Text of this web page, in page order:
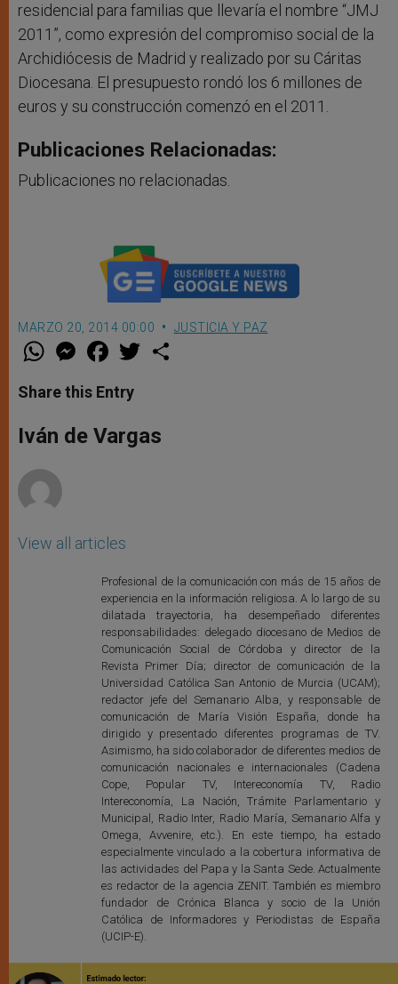
residencial para familias que llevaría el nombre “JMJ
2011”, como expresión del compromiso social de la
Archidiócesis de Madrid y realizado por su Cáritas
Diocesana. El presupuesto rondó los 6 millones de
euros y su construcción comenzó en el 2011.
Publicaciones Relacionadas:
Publicaciones no relacionadas.
MARZO 20, 2014 00:00 JUSTICIA Y PAZ
W
t
s
p
p
M
e
s
e
g
e
F
a
e
b
o
k
w
r
Share this Entry
Iván de Vargas
View all articles
Profesional de la comunicación con más de 15 años de
experiencia en la información religiosa. A lo largo de su
dilatada trayectoria, ha desempeñado diferentes
responsabilidades: delegado diocesano de Medios de
Comunicación Social de Córdoba y director de la
Revista Primer Día; director de comunicación de la
Universidad Católica San Antonio de Murcia (UCAM);
redactor jefe del Semanario Alba, y responsable de
comunicación de María Visión España, donde ha
dirigido y presentado diferentes programas de TV.
Asimismo, ha sido colaborador de diferentes medios de
comunicación nacionales e internacionales (Cadena
Cope, Popular TV, Intereconomía TV, Radio
Intereconomía, La Nación, Trámite Parlamentario y
Municipal, Radio Inter, Radio María, Semanario Alfa y
Omega, Avvenire, etc.). En este tiempo, ha estado
especialmente vinculado a la cobertura informativa de
las actividades del Papa y la Santa Sede. Actualmente
es redactor de la agencia ZENIT. También es miembro
fundador de Crónica Blanca y socio de la Unión
Católica de Informadores y Periodistas de España
(UCIP-E).